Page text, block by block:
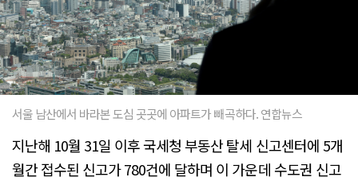
서울 남산에서 바라본 도심 곳곳에 아파트가 빼곡하다. 연합뉴스
지난해 10월 31일 이후 국세청 부동산 탈세 신고센터에 5개
월간 접수된 신고가 780건에 달하며 이 가운데 수도권 신고